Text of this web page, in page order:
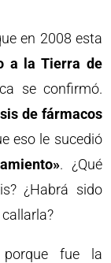
en 2008 esta
a la Tierra de
se confirmó.
de fármacos
eso le sucedió
. ¿Qué
¿Habrá sido
fue la